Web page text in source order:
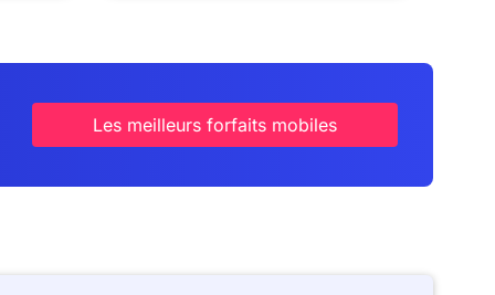
Les meilleurs forfaits mobiles